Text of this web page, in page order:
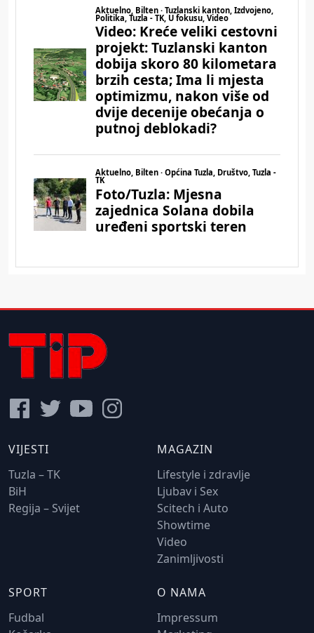
VIJESTI
Tuzla – TK
BiH
Regija – Svijet
MAGAZIN
Lifestyle i zdravlje
Ljubav i Sex
Scitech i Auto
Showtime
Video
Zanimljivosti
SPORT
Fudbal
O NAMA
Impressum